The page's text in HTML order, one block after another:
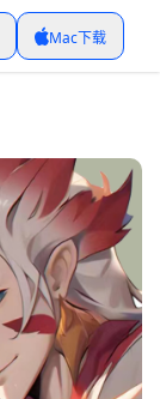
Mac下载